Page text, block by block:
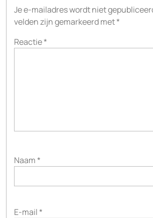
Je e-mailadres wordt niet
velden zijn gemarkeerd met*
Reactie*
Naam*
E-mail*